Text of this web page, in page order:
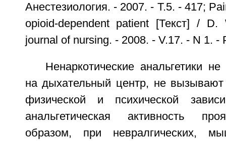
Анестезиология. - 2007. - Т.5. - 417;
opioid-dependent patient [Текст] /
journal of nursing. - 2008. - V.17. - N 1. -
Ненаркотические анальгетики
на дыхательный центр, не
физической и психической
анальгетическая активность
образом, при невралгических,